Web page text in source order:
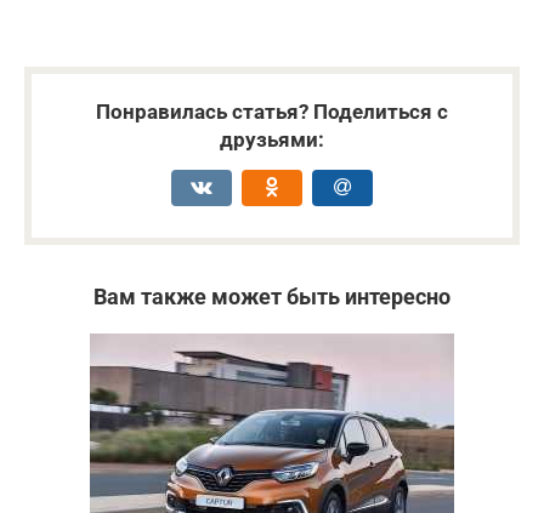
Понравилась статья? Поделиться с
друзьями:
Вам также может быть интересно